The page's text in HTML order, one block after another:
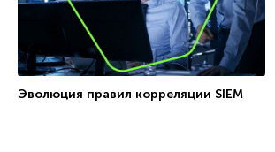
Эволюция правил корреляции SIEM